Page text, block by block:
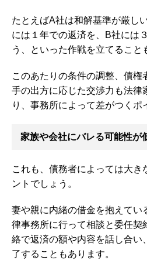
たとえばA社は和解基準が厳し
には１年での返済を、B社には
う、といった作戦を立てること
このあたりの条件の調整、債権
手の出方に応じた交渉力も法律
り、事務所によって差がつくポ
家族や会社にバレる可能性が
これも、債務者によっては大き
ントでしょう。
妻や親に内緒の借金を抱えてい
律事務所に行って相談と委任契
絡で返済の額や内容を話し合い
了することもあります。